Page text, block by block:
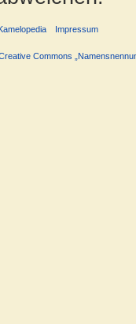
Impressum